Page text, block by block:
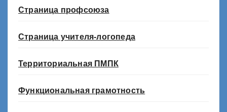
Страница профсоюза
Страница учителя-логопеда
Территориальная ПМПК
Функциональная грамотность